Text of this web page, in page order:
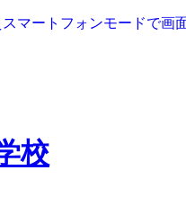
スマートフォンモードで画
校